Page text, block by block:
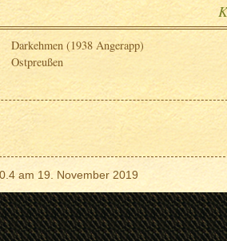
Darkehmen (1938 Angerapp)
Ostpreußen
am 19. November 2019